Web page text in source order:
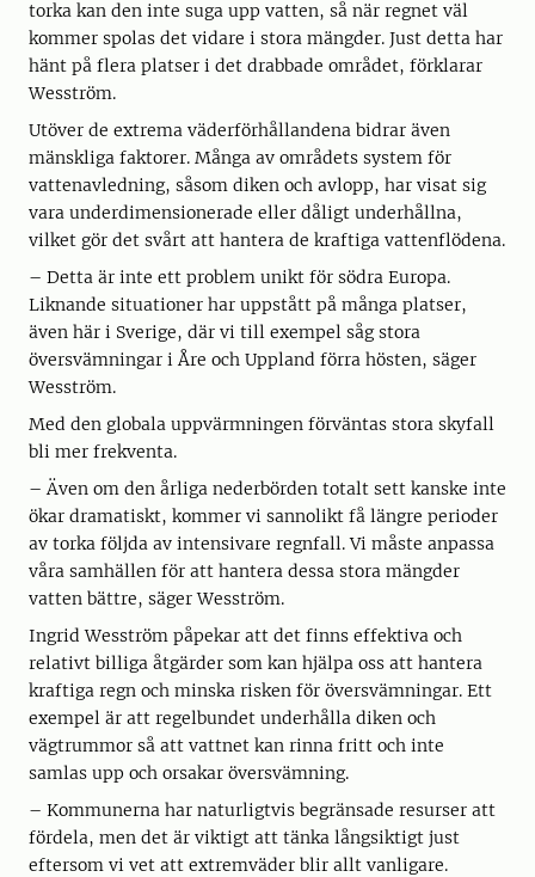
torka kan den inte suga upp vatten, så när regnet väl
kommer spolas det vidare i stora mängder. Just detta har
hänt på flera platser i det drabbade området, förklarar
Wesström.
Utöver de extrema väderförhållandena bidrar även
mänskliga faktorer. Många av områdets system för
vattenavledning, såsom diken och avlopp, har visat sig
vara underdimensionerade eller dåligt underhållna,
vilket gör det svårt att hantera de kraftiga vattenflödena.
– Detta är inte ett problem unikt för södra Europa.
Liknande situationer har uppstått på många platser,
även här i Sverige, där vi till exempel såg stora
översvämningar i Åre och Uppland förra hösten, säger
Wesström.
Med den globala uppvärmningen förväntas stora skyfall
bli mer frekventa.
– Även om den årliga nederbörden totalt sett kanske inte
ökar dramatiskt, kommer vi sannolikt få längre perioder
av torka följda av intensivare regnfall. Vi måste anpassa
våra samhällen för att hantera dessa stora mängder
vatten bättre, säger Wesström.
Ingrid Wesström påpekar att det finns effektiva och
relativt billiga åtgärder som kan hjälpa oss att hantera
kraftiga regn och minska risken för översvämningar. Ett
exempel är att regelbundet underhålla diken och
vägtrummor så att vattnet kan rinna fritt och inte
samlas upp och orsakar översvämning.
– Kommunerna har naturligtvis begränsade resurser att
fördela, men det är viktigt att tänka långsiktigt just
eftersom vi vet att extremväder blir allt vanligare.